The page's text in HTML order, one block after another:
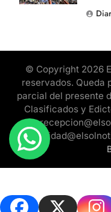
© Copyright 2026
reservados. Queda
parcial del presente
Clasificados y